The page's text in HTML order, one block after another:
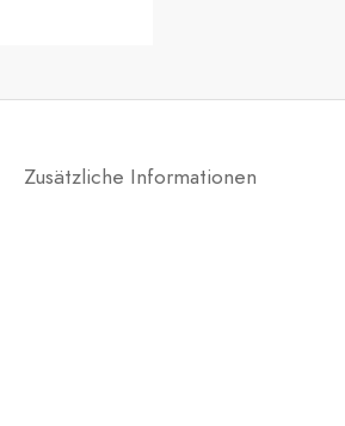
Zusätzliche Informationen